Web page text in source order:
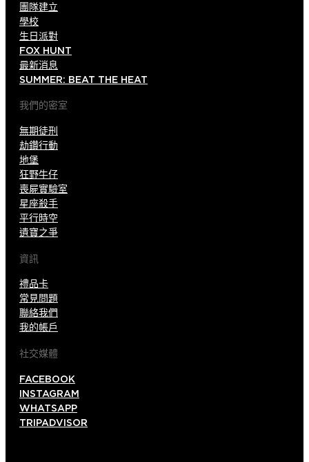
團隊建立
學校
生日派對
FOX HUNT
最新消息
SUMMER: BEAT THE HEAT
我們的密室
無期徒刑
劫鑽行動
地堡
狂野牛仔
喪屍實驗室
星座殺手
平行時空
遺寶之爭
資訊
禮品卡
常見問題
聯絡我們
我的帳戶
社交媒體
FACEBOOK
INSTAGRAM
WHATSAPP
TRIPADVISOR